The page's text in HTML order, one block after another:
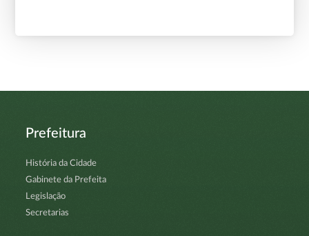
Prefeitura
História da Cidade
Gabinete da Prefeita
Legislação
Secretarias